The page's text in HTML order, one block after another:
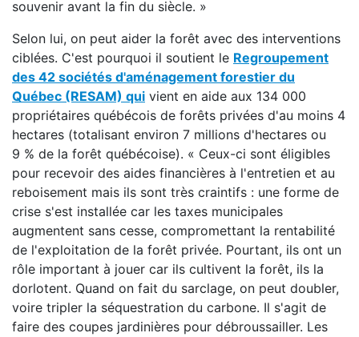
souvenir avant la fin du siècle. »
Selon lui, on peut aider la forêt avec des interventions
ciblées. C'est pourquoi il soutient le Regroupement
des 42 sociétés d'aménagement forestier du
Québec (RESAM) qui vient en aide aux 134 000
propriétaires québécois de forêts privées d'au moins 4
hectares (totalisant environ 7 millions d'hectares ou
9 % de la forêt québécoise). « Ceux-ci sont éligibles
pour recevoir des aides financières à l'entretien et au
reboisement mais ils sont très craintifs : une forme de
crise s'est installée car les taxes municipales
augmentent sans cesse, compromettant la rentabilité
de l'exploitation de la forêt privée. Pourtant, ils ont un
rôle important à jouer car ils cultivent la forêt, ils la
dorlotent. Quand on fait du sarclage, on peut doubler,
voire tripler la séquestration du carbone. Il s'agit de
faire des coupes jardinières pour débroussailler. Les